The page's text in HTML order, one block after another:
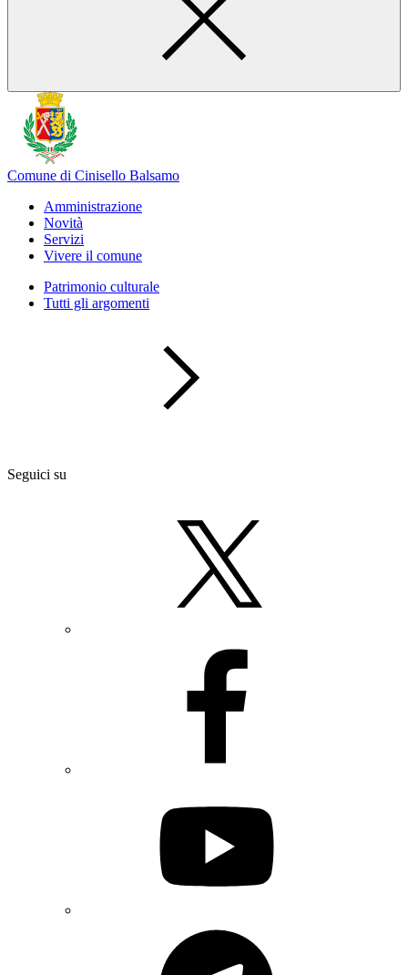
Comune di Cinisello Balsamo
Amministrazione
Novità
Servizi
Vivere il comune
Patrimonio culturale
Tutti gli argomenti
Seguici su